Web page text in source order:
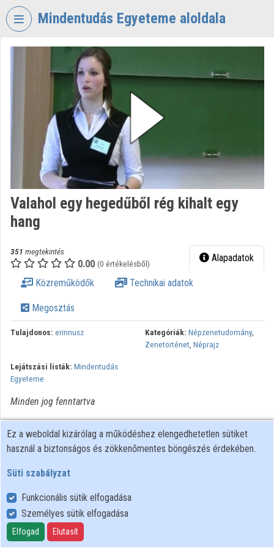
Fejléc kihagyása
Mindentudás Egyeteme aloldala
TORIUM
Intézményi kezdőlap
Bejelentkezés
Intézményi felfedezés
Kategóriák
Intézményi listák
Intézmények
Közreműködők
Valahol egy hegedűből rég kihalt egy
hang
351 megtekintés
0.00 (0 értékelésből) Alapadatok
Közreműködők Technikai adatok
Megosztás
Tulajdonos: erinnusz Kategóriák: Népzenetudomány,
Zenetörténet, Néprajz
Lejátszási listák: Mindentudás
Egyeteme
Minden jog fenntartva
Felhasználói szabályzat
Adatkezelési tájékoztató
Süti szabályzat
Ez a weboldal kizárólag a működéshez elengedhetetlen sütiket
használ a biztonságos és zökkenőmentes böngészés érdekében.
Süti szabályzat
Funkcionális sütik elfogadása
Személyes sütik elfogadása
Elfogad Elutasít